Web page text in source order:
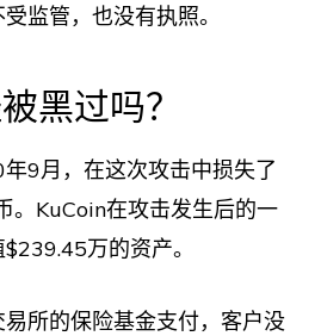
监管，也没有执照。
黑过吗？
9月，在这次攻击中损失了
。KuCoin在攻击发生后的一
万的资产。
所的保险基金支付，客户没